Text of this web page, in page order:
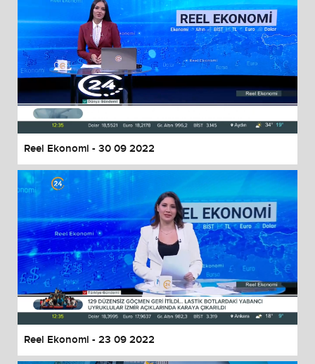
Reel Ekonomi - 30 09 2022
Reel Ekonomi - 23 09 2022